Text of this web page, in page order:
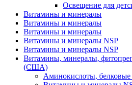
Освещение для
Витамины и минералы
Витамины и минералы
Витамины и минералы
Витамины и минералы NSP
Витамины и минералы NSP
Витамины, минералы,
(США)
Аминокислоты,